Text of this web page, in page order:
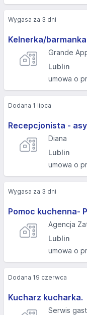
Kelnerka/barmanka
Grande
Lublin
umowa o
Wygasa za 3 dni
Recepcjonista -
Diana
Lublin
umowa o
Dodana 1 lipca
Pomoc kuchenna-
Agencja
Lublin
umowa o
Wygasa za 3 dni
Kucharz kucharka.
Serwis
Dodana 19 czerwca